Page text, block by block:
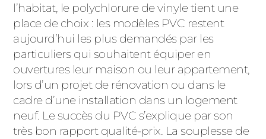
l’habitat, le polychlorure de vinyle tient une
place de choix : les modèles PVC restent
aujourd’hui les plus demandés par les
particuliers qui souhaitent équiper en
ouvertures leur maison ou leur appartement,
lors d’un projet de rénovation ou dans le
cadre d’une installation dans un logement
neuf. Le succès du PVC s’explique par son
très bon rapport qualité-prix. La souplesse de
ALUMINIUM
ACIER